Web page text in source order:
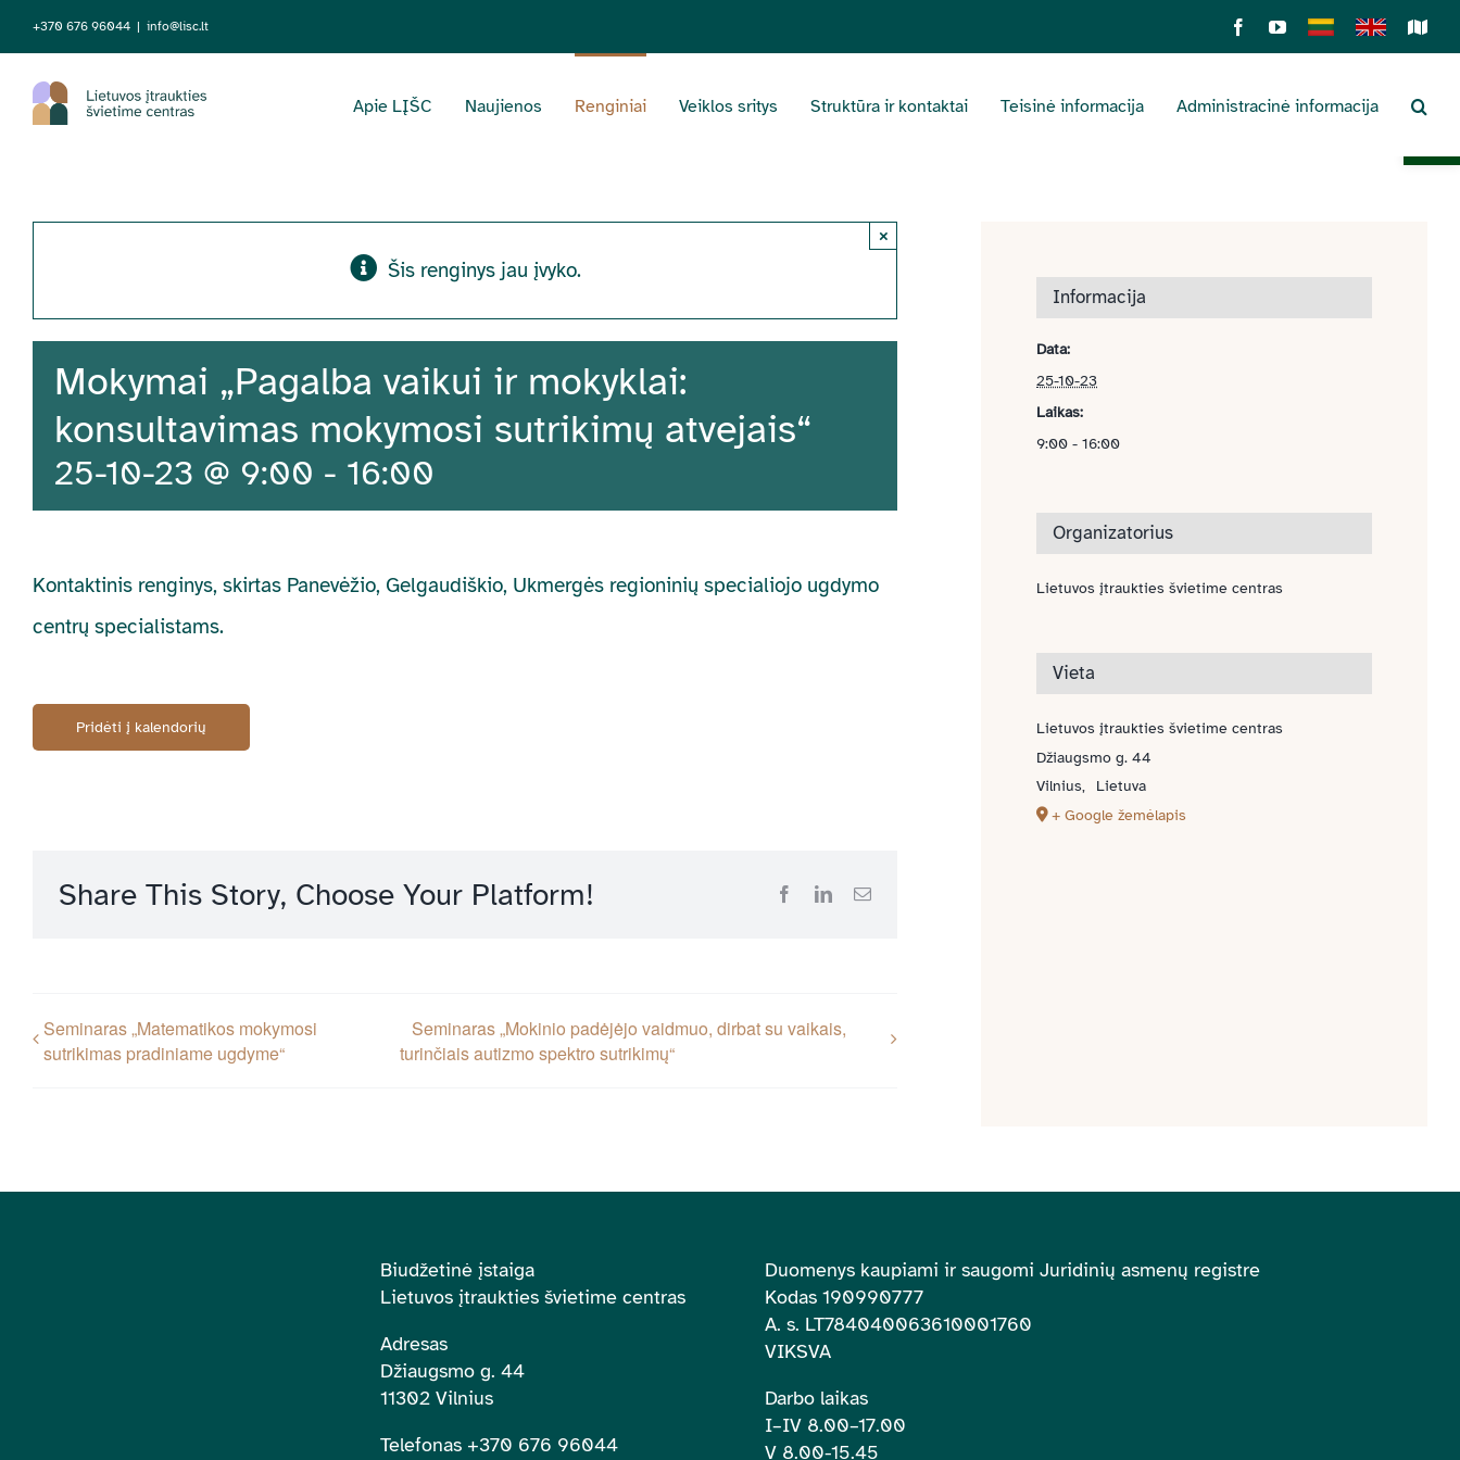
Skip
to
content
+370 676 96044 | info@lisc.lt FacebookYouTube
Lietuviškai
English
Apie LĮŠC Naujienos Renginiai Veiklos sritys Struktūra ir kontaktai Teisinė informacija Administracinė informacija
Šis renginys jau įvyko.
×
Mokymai „Pagalba vaikui ir mokyklai:
konsultavimas mokymosi sutrikimų atvejais“
25-10-23 @ 9:00 - 16:00
Kontaktinis renginys, skirtas Panevėžio, Gelgaudiškio, Ukmergės regioninių specialiojo ugdymo
centrų specialistams.
Pridėti į kalendorių
Share This Story, Choose Your Platform! FacebookLinkedInEmail
Seminaras „Matematikos mokymosi
sutrikimas pradiniame ugdyme“
Seminaras „Mokinio padėjėjo vaidmuo, dirbat su vaikais,
turinčiais autizmo spektro sutrikimų“
Informacija
Data:
25-10-23
Laikas:
9:00 - 16:00
Organizatorius
Lietuvos įtraukties švietime centras
Vieta
Lietuvos įtraukties švietime centras
Džiaugsmo g. 44
Vilnius,
Lietuva
+ Google žemėlapis
Biudžetinė įstaiga
Lietuvos įtraukties švietime centras
Adresas
Džiaugsmo g. 44
11302 Vilnius
Telefonas +370 676 96044
Duomenys kaupiami ir saugomi Juridinių asmenų registre
Kodas 190990777
A. s. LT784040063610001760
VIKSVA
Darbo laikas
I–IV 8.00–17.00
V 8.00-15.45